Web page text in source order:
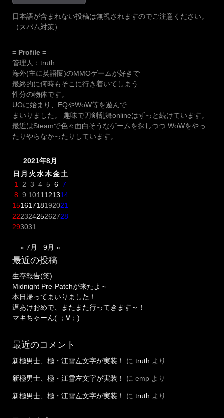
日本語が含まれない投稿は無視されますのでご注意ください。
（スパム対策）
= Profile =
管理人：truth
海外(主に英語圏)のMMOゲームが好きで
最終的に何時もそこに行き着いてしまう
性分の物体です。
UOに始まり、EQやWoW等を遊んで
まいりました。 趣味で刀剣乱舞onlineはずっと続けています。
最近はSteamで色々面白そうなゲームを探しつつ WoWをやっ
たりやらなかったりしています。
2021年8月
日 月 火水木金土
1
2 3 4 5 6 7
8 9 1011 121314
15161718192021
22232425262728
293031
« 7月 9月 »
最近の投稿
生存報告(笑)
Midnight Pre-Patchが来たよ～
本日帰ってまいりました！
遅あけおめで、またまた行ってきます～！
マキちゃーん( ；∀；)
最近のコメント
新極男士、極・江雪左文字が実装！ に truth より
新極男士、極・江雪左文字が実装！ に emp より
新極男士、極・江雪左文字が実装！ に truth より